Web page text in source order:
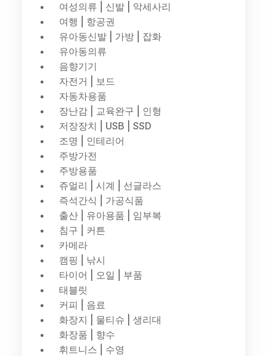
여성의류 | 신발 | 악세사리
여행 | 항공권
유아동신발 | 가방 | 잡화
유아동의류
음향기기
자전거 | 보드
자동차용품
장난감 | 교육완구 | 인형
저장장치 | USB | SSD
조명 | 인테리어
주방가전
주방용품
쥬얼리 | 시계 | 선글라스
즉석간식 | 가공식품
출산 | 유아용품 | 임부복
침구 | 커튼
카메라
캠핑 | 낚시
타이어 | 오일 | 부품
태블릿
커피 | 음료
화장지 | 물티슈 | 생리대
화장품 | 향수
휘트니스 | 수영